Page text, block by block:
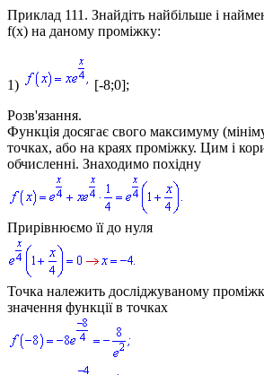
Приклад 111. Знайдіть найбільше і
f(x) на даному проміжку:
1)
[-8;0];
Розв'язання.
Функція досягає свого максимуму
точках, або на краях проміжку. Цим і
обчисленні. Знаходимо похідну
Прирівнюємо її до нуля
Точка належить досліджуваному
значення функції в точках